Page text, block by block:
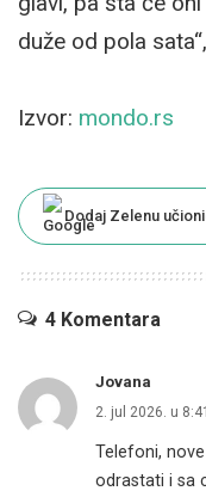
duže od pola
Izvor: mondo.rs
Dodaj Zelenu
4 Komentara
Jovana
2. jul 2026. u
Telefoni,
odrastati i sa